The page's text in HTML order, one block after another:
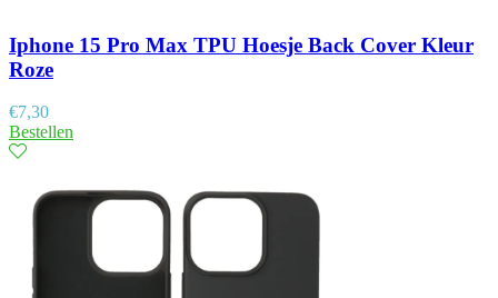
Iphone 15 Pro Max TPU Hoesje Back Cover Kleur
Roze
€7,30
Bestellen